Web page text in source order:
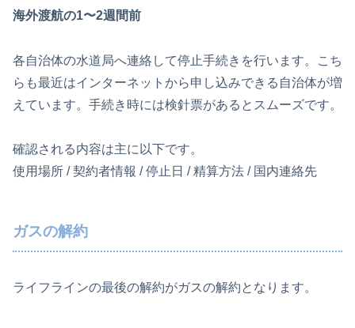
海外渡航の1〜2週間前
各自治体の水道局へ連絡して停止手続きを行います。こち
らも最近はインターネットから申し込みできる自治体が増
えています。手続き時には検針票があるとスムーズです。
確認される内容は主に以下です。
使用場所 / 契約者情報 / 停止日 / 精算方法 / 国内連絡先
ガスの解約
ライフラインの最後の解約がガスの解約となります。